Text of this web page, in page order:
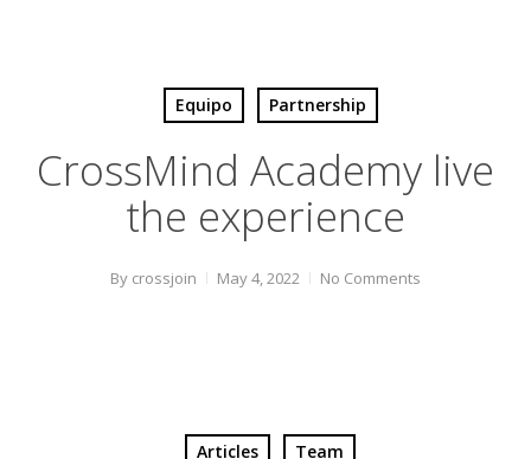
Equipo Partnership
CrossMind Academy live
the experience
By crossjoin May 4, 2022 No Comments
Articles Team